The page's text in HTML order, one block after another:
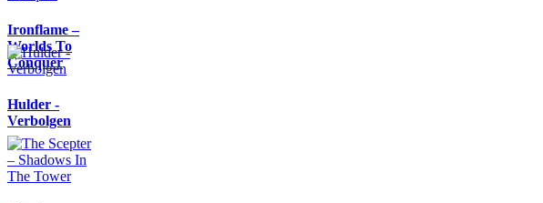
Ironflame –
Worlds To
Conquer
Hulder -
Verbolgen